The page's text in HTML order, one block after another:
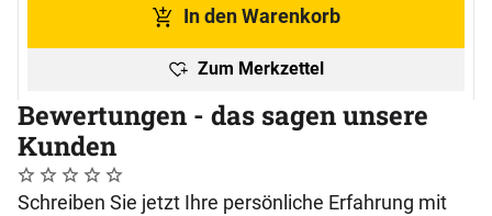
In den Warenkorb
Zum Merkzettel
Bewertungen - das sagen unsere
Kunden
Noch keine Bewertungen abgegeben
0 Bewertungen
Schreiben Sie jetzt Ihre persönliche Erfahrung mit